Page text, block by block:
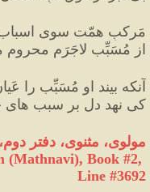
مَرکبِ همّت سوی اسباب
از مُسَبِّب لاجَرَم محروم
آنکه بیند او مُسَبِّب را
کی نهد دل بر سبب های
مولوی، مثنوی، دفتر دوم،
(Mathnavi), Book #2,
Line #3692